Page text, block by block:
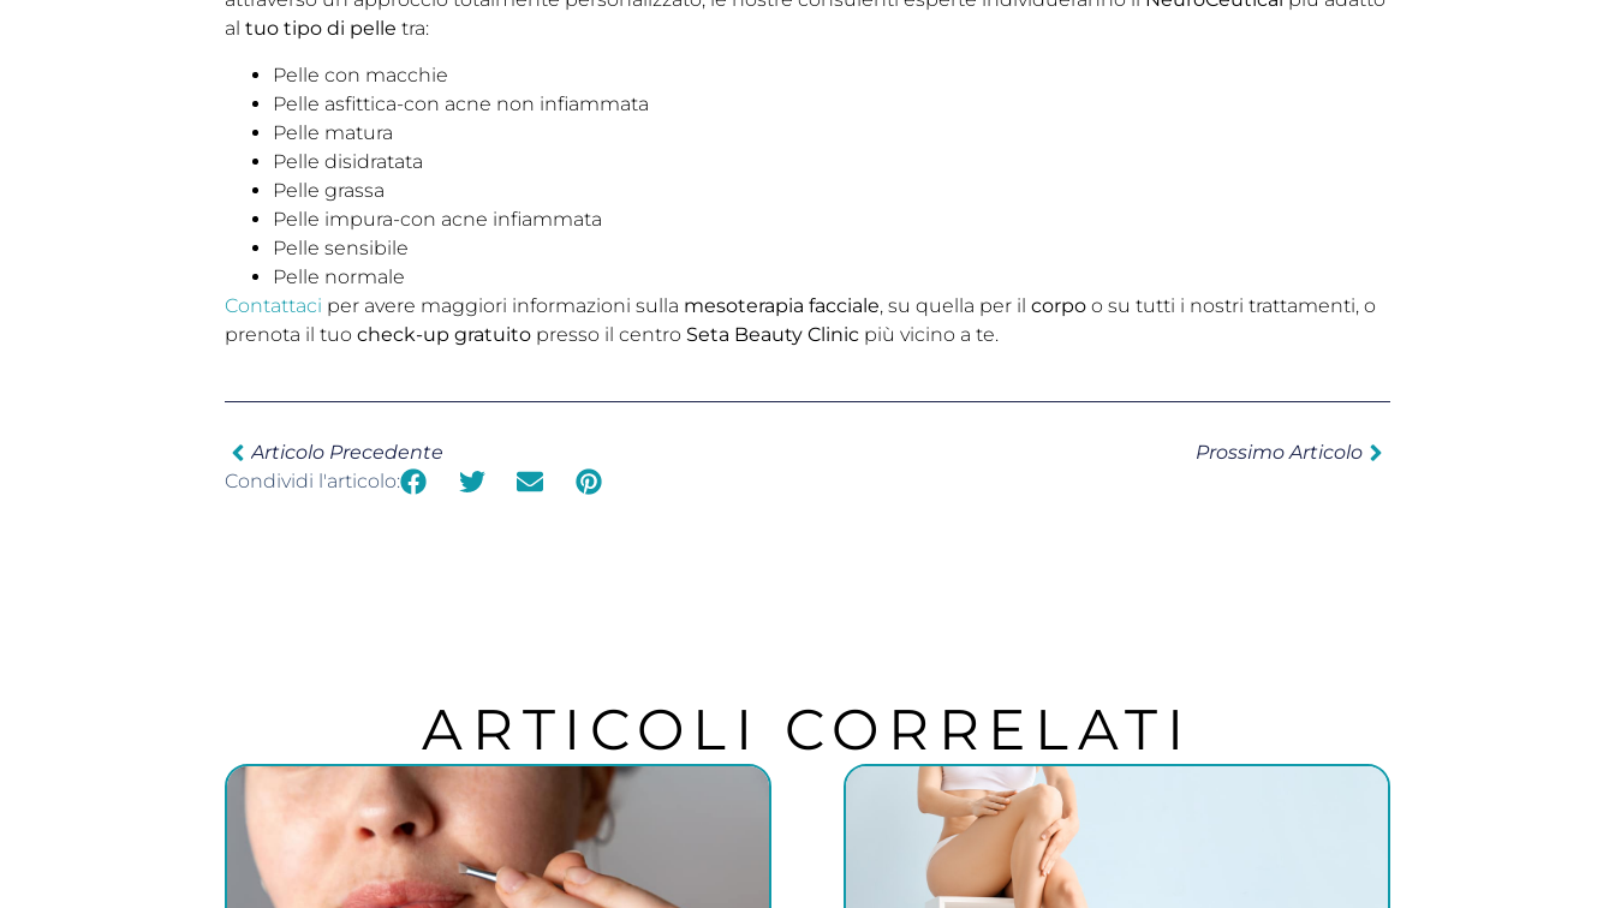
al tuo tipo di pelle tra:
Pelle con macchie
Pelle asfittica-con acne non infiammata
Pelle matura
Pelle disidratata
Pelle grassa
Pelle impura-con acne infiammata
Pelle sensibile
Pelle normale
Contattaci per avere maggiori informazioni sulla mesoterapia facciale, su quella per il corpo o su tutti i nostri trattamenti, o
prenota il tuo check-up gratuito presso il centro Seta Beauty Clinic più vicino a te.
Articolo Precedente
Prossimo Articolo
Condividi l'articolo:
ARTICOLI CORRELATI